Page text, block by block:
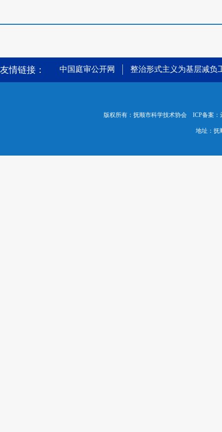
友情链接： 中国庭审公开网 整治形式主义为基层减负
版权所有：抚顺市科学技术协会 ICP备案：
地址：抚